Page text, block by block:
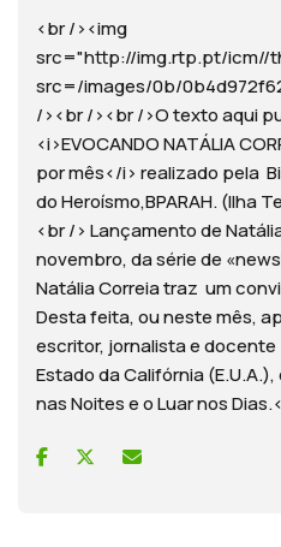
<br /><img
src="http://img.rtp.pt/icm//
src=/images/0b/
/><br /><br />O texto aqui
<i>EVOCANDO NATÁLIA
por mês</i> realizado pela
do Heroísmo,BPARAH. (Ilha
<br /> Lançamento de
novembro, da série de
Natália Correia traz um
Desta feita, ou neste mês,
escritor, jornalista e
Estado da Califórnia
nas Noites e o Luar nos